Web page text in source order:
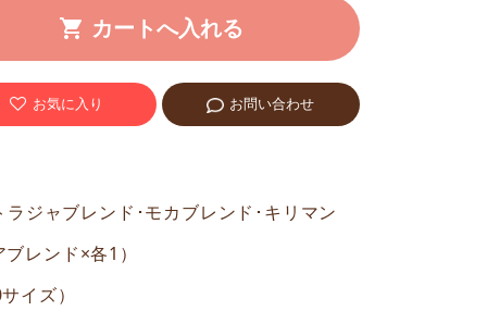
ジャブレンド･モカブレンド･キリマン
レンド×各1）
イズ）
お気に入り お問い合わせ